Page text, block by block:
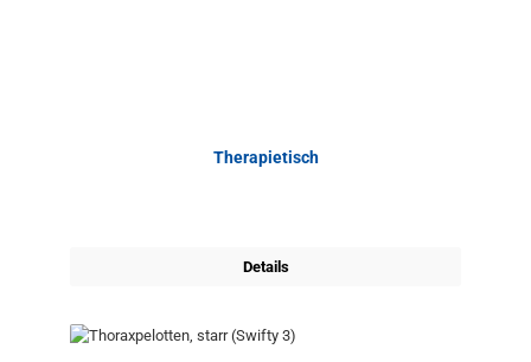
Therapietisch
Details